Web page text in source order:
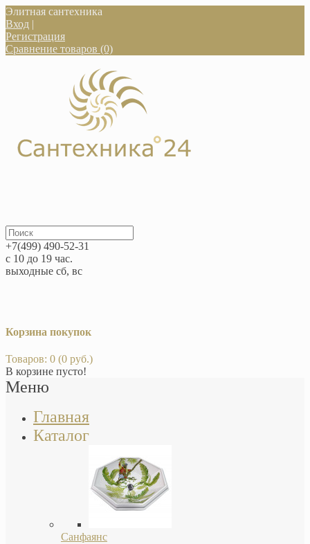
Элитная сантехника
Вход |
Регистрация
Сравнение товаров (0)
+7(499) 490-52-31
с 10 до 19 час.
выходные сб, вс
Корзина покупок
Товаров: 0 (0 руб.)
В корзине пусто!
Меню
Главная
Каталог
Санфаянс